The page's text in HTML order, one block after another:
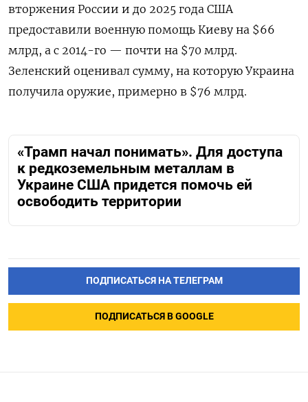
вторжения России и до 2025 года США
предоставили военную помощь Киеву на $66
млрд, а с 2014-го — почти на $70 млрд.
Зеленский оценивал сумму, на которую Украина
получила оружие, примерно в $76 млрд.
«Трамп начал понимать». Для доступа
к редкоземельным металлам в
Украине США придется помочь ей
освободить территории
ПОДПИСАТЬСЯ НА ТЕЛЕГРАМ
ПОДПИСАТЬСЯ В GOOGLE